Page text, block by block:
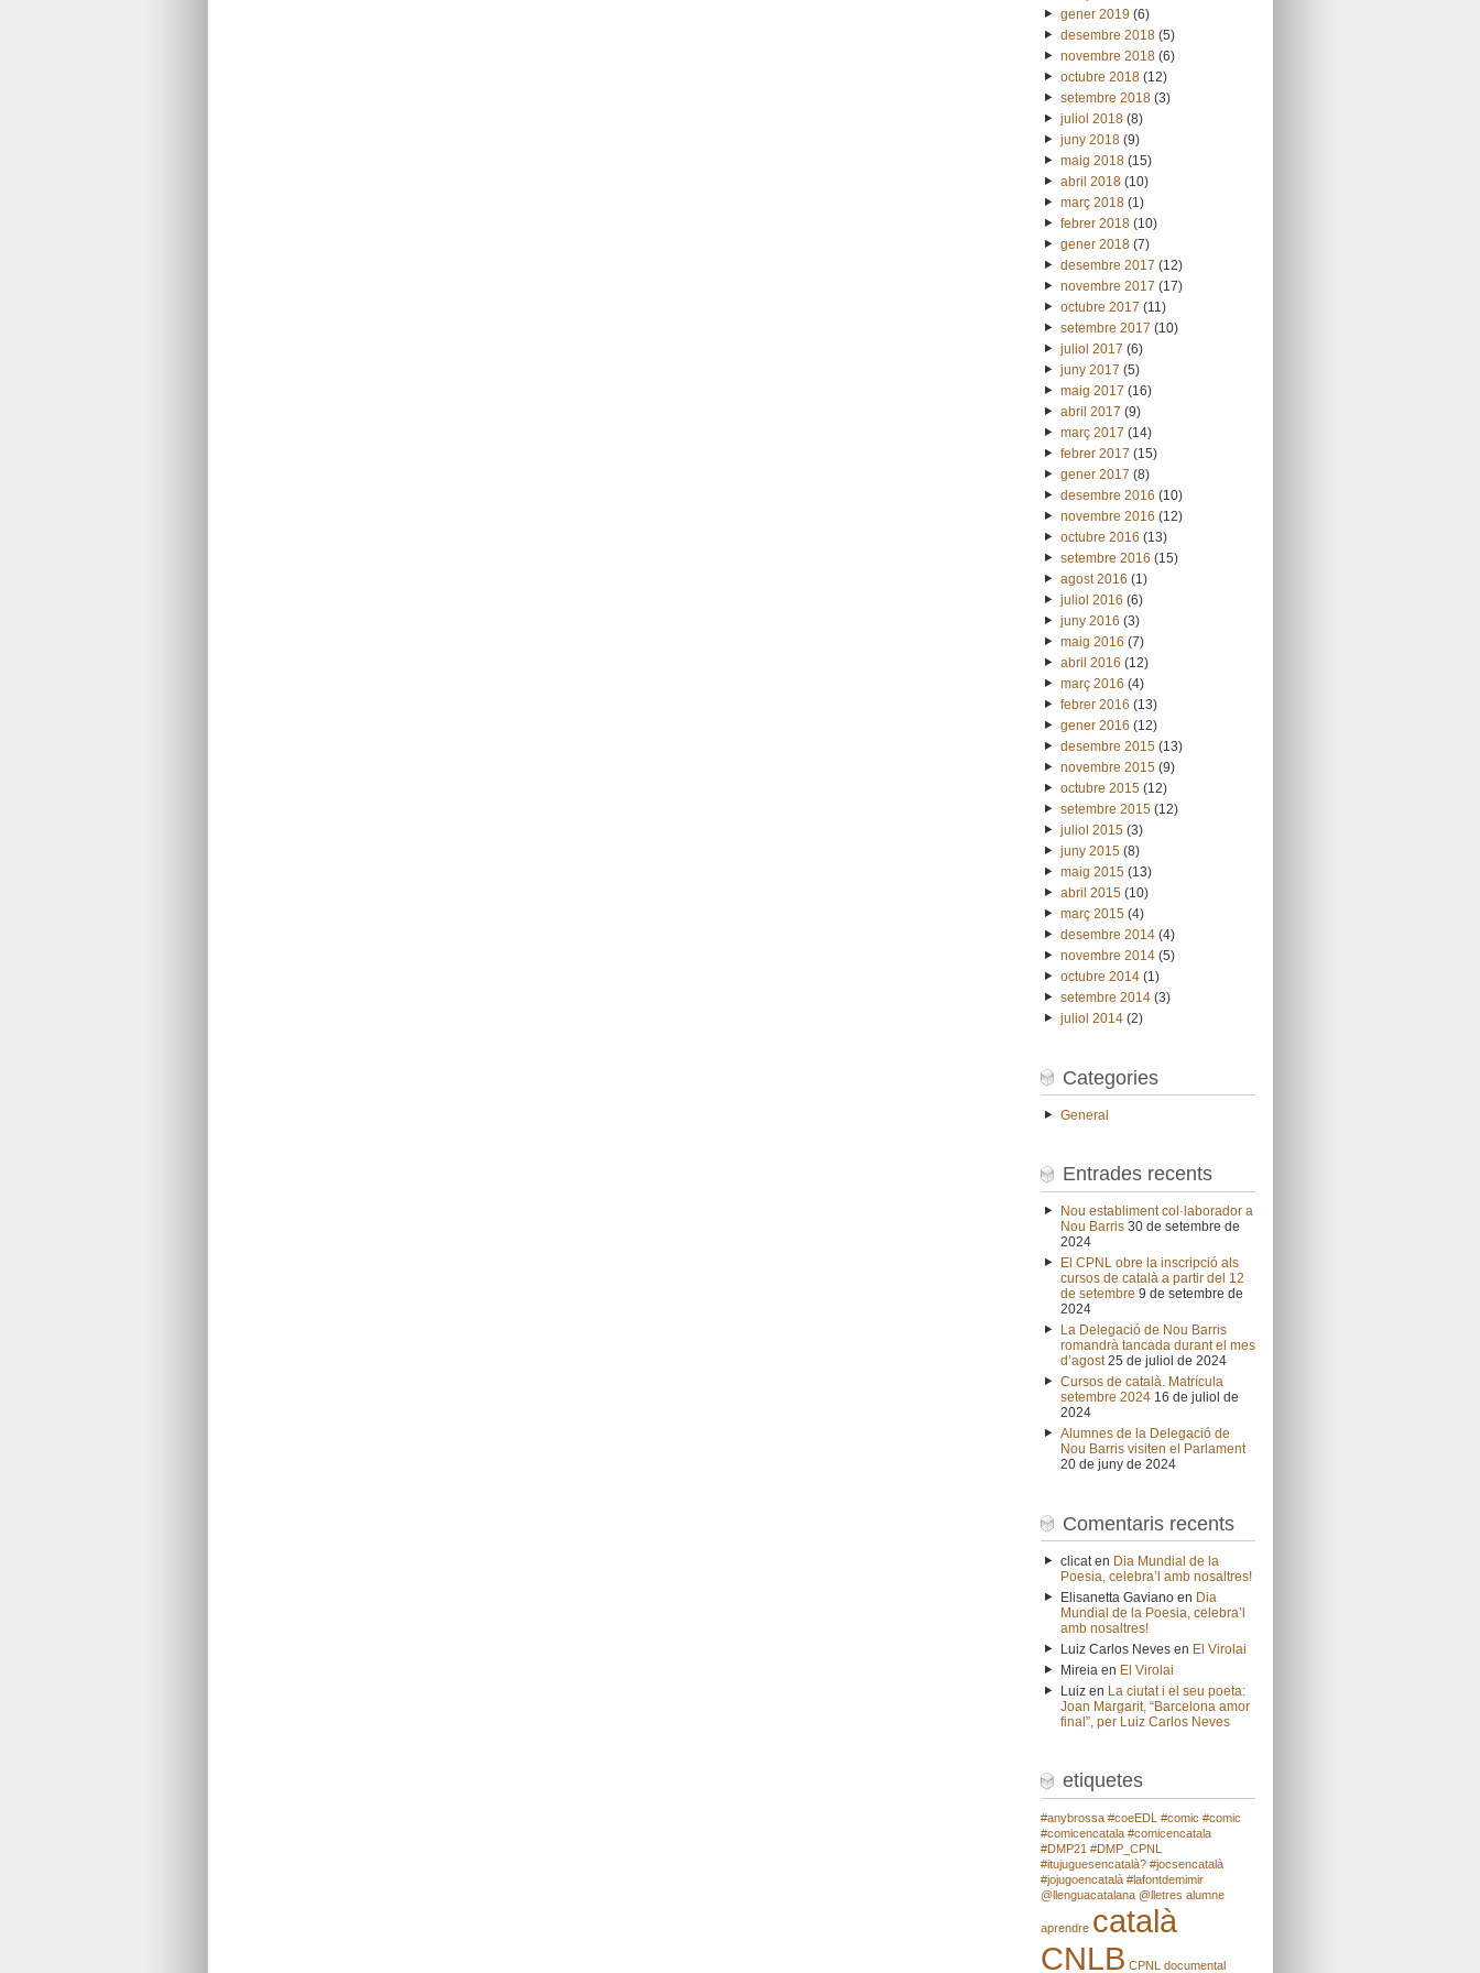
gener 2019 (6)
desembre 2018(5)
novembre 2018(6)
octubre 2018(12)
setembre 2018(3)
juliol 2018(8)
juny 2018(9)
maig 2018(15)
abril 2018(10)
març 2018(1)
febrer 2018(10)
gener 2018(7)
desembre 2017 (12)
novembre 2017 (17)
octubre 2017 (11)
setembre 2017 (10)
juliol 2017 (6)
juny 2017 (5)
maig 2017 (16)
abril 2017 (9)
març 2017 (14)
febrer 2017 (15)
gener 2017 (8)
desembre 2016 (10)
novembre 2016 (12)
octubre 2016 (13)
setembre 2016 (15)
agost 2016 (1)
juliol 2016 (6)
juny 2016 (3)
maig 2016 (7)
abril 2016 (12)
març 2016 (4)
febrer 2016 (13)
gener 2016 (12)
desembre 2015(13)
novembre 2015(9)
octubre 2015(12)
setembre 2015(12)
juliol 2015(3)
juny 2015(8)
maig 2015(13)
abril 2015(10)
març 2015(4)
desembre 2014(4)
novembre 2014(5)
octubre 2014(1)
setembre 2014(3)
juliol 2014(2)
Categories
General
Entrades recents
Nou establiment col·laborador a
Nou Barris 30 de setembre de
2024
El CPNL obre la inscripció als
cursos de català a partir del 12
de setembre 9 de setembre de
2024
La Delegació de Nou Barris
romandrà tancada durant el mes
d’agost 25 de juliol de 2024
Cursos de català. Matrícula
setembre 2024 16 de juliol de
2024
Alumnes de la Delegació de
Nou Barris visiten el Parlament
20 de juny de 2024
Comentaris recents
clicaten Dia Mundial de la
Poesia, celebra’l amb nosaltres!
Elisanetta Gavianoen Dia
Mundial de la Poesia, celebra’l
amb nosaltres!
Luiz Carlos Nevesen El Virolai
Mireiaen El Virolai
Luizen La ciutat i el seu poeta:
Joan Margarit, “Barcelona amor
final”, per Luiz Carlos Neves
etiquetes
#anybrossa #coeEDL #comic #comic
#comicencatala #comicencatala
#DMP21 #DMP_CPNL
#itujuguesencatalà? #jocsencatalà
#jojugoencatalà #lafontdemimir
@llenguacatalana @lletres alumne
aprendre català
CNLB CPNL documental